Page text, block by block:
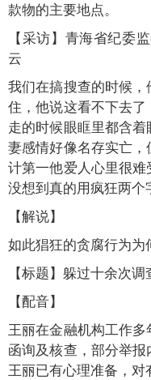
款物的主要地点。
【采访】青海省纪委
云
我们在搞搜查的时候
住，他说这看不下去
走的时候眼眶里都含
妻感情好像名存实亡
计第一他爱人心里很难
没想到真的用疯狂两个
【解说】
如此猖狂的贪腐行为为
【标题】躲过十余次
【配音】
王丽在金融机构工作
函询及核查，部分举
王丽已有心理准备，对